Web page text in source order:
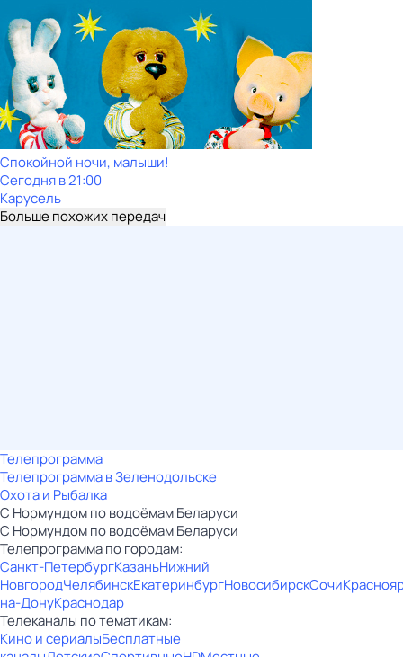
Спокойной ночи, малыши!
Сегодня в 21:00
Карусель
Больше похожих передач
Телепрограмма
Телепрограмма в Зеленодольске
Охота и Рыбалка
С Нормундом по водоёмам Беларуси
С Нормундом по водоёмам Беларуси
Телепрограмма по городам:
Санкт-ПетербургКазаньНижний
НовгородЧелябинскЕкатеринбургНовосибирскСочи
на-ДонуКраснодар
Телеканалы по тематикам:
Кино и сериалыБесплатные